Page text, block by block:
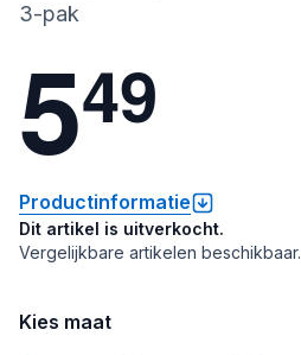
3-pak
549
Productinformatie
Dit artikel is uitverkocht.
Vergelijkbare artikelen beschikbaar.
Kies maat